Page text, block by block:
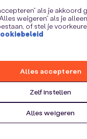
als je akkoord
weigeren” als je
of stel je
Zelf instellen
Alles weigeren
Alles accepteren